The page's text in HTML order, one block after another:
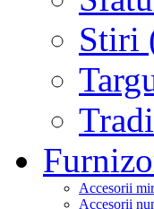
Stiri
Accesorii
Accesorii